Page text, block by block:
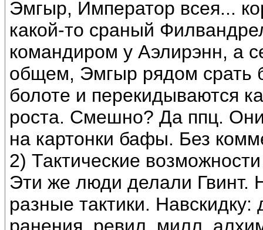
Эмгыр, Император всея...
какой-то сраный
командиром у Аэлирэнн, а
общем, Эмгыр рядом срать
болоте и перекидываются
роста. Смешно? Да ппц.
на картонки бафы. Без
2) Тактические
Эти же люди делали Гвинт.
разные тактики.